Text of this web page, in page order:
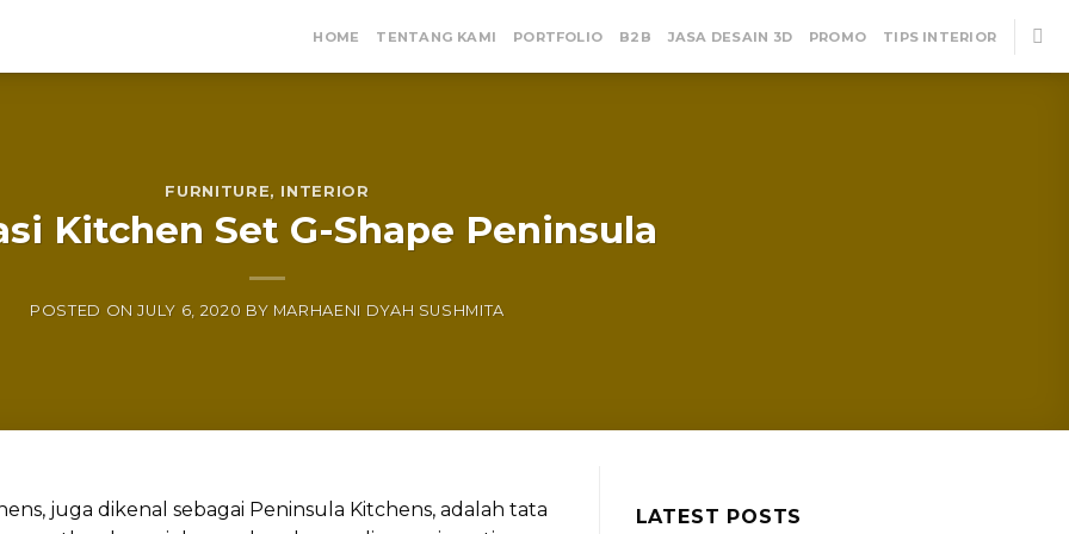
HOME TENTANG KAMI PORTFOLIO B2B JASA DESAIN 3D PROMO TIPS INTERIOR
FURNITURE, INTERIOR
Kitchen Set G-Shape Peninsula
POSTED ONJULY 6, 2020 BY MARHAENI DYAH SUSHMITA
juga dikenal sebagai Peninsula Kitchens, adalah tata
LATEST POSTS